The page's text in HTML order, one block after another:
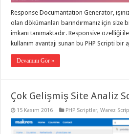
Response Documantation Generator,
olan dökümanları barındırmanız için
imkanı tanımaktadır. Responsive özelliği
kullanım avantajı sunan bu PHP Scripti bir
Devamını Gör »
Çok Gelişmiş Site Analiz
15 Kasım 2016 PHP Scriptler,Warez